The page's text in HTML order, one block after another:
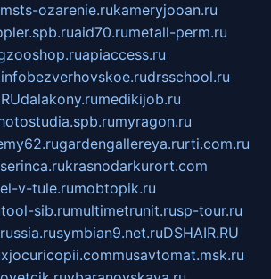
msts-ozarenie.rukameryjooan.ru
aid70.rumetall-perm.ru
apiaccess.ru
bezverhovskoe.rudrsschool.ru
dalakony.rumedikijob.ru
myragon.ru
gardengallereya.rurti.com.ru
krasnodarkurort.com
v-tule.rumobtopik.ru
tool-sib.rumultimetrunit.rusp-tour.ru
symbian9.net.ruDSHAIR.RU
xjocuricopii.commusavtomat.msk.ru